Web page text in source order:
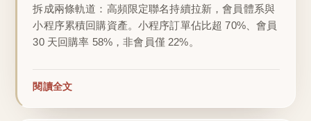
拆成兩條軌道：高頻限定聯名持續拉新，會員體系與
小程序累積回購資產。小程序訂單佔比超 70%、會員
30 天回購率 58%，非會員僅 22%。
閱讀全文